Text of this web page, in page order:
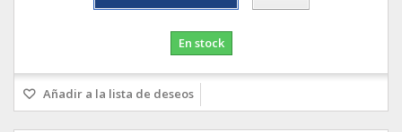
En stock
Añadir a la lista de deseos